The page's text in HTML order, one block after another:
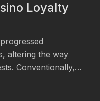
indicating it could
Loyalty
altering the way
Conventionally,